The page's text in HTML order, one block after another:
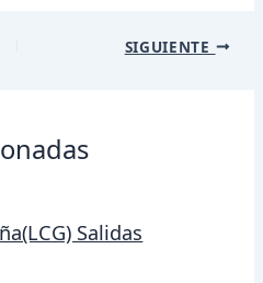
SIGUIENTE
Salidas